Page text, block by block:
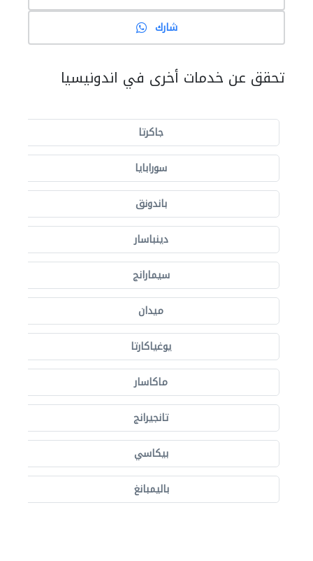
شارك
تحقق عن خدمات أخرى في اندونيسيا
جاكرتا
سورابايا
باندونق
دينباسار
سيمارانج
ميدان
يوغياكارتا
ماكاسار
تانجيرانج
بيكاسي
باليمبانغ